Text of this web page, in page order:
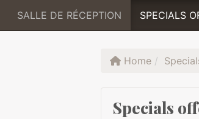
SALLE DE RÉCEPTION SPECIALS
Home
Specials